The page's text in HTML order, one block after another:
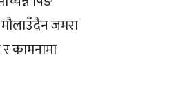
जमरा
कामनामा